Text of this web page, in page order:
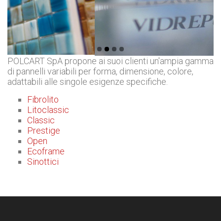
POLCART SpA propone ai suoi clienti un'ampia gamma
di pannelli variabili per forma, dimensione, colore,
adattabili alle singole esigenze specifiche.
Fibrolito
Litoclassic
Classic
Prestige
Open
Ecoframe
Sinottici